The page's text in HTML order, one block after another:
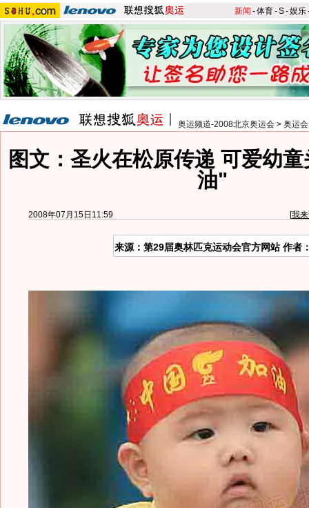
新闻 -体育-S-娱乐
奥运频道-2008北京奥运会 > 奥运
图文：圣火在松原传递 可爱幼
油"
2008年07月15日11:59 [我
来源：第29届奥林匹克运动会官方网站 作者